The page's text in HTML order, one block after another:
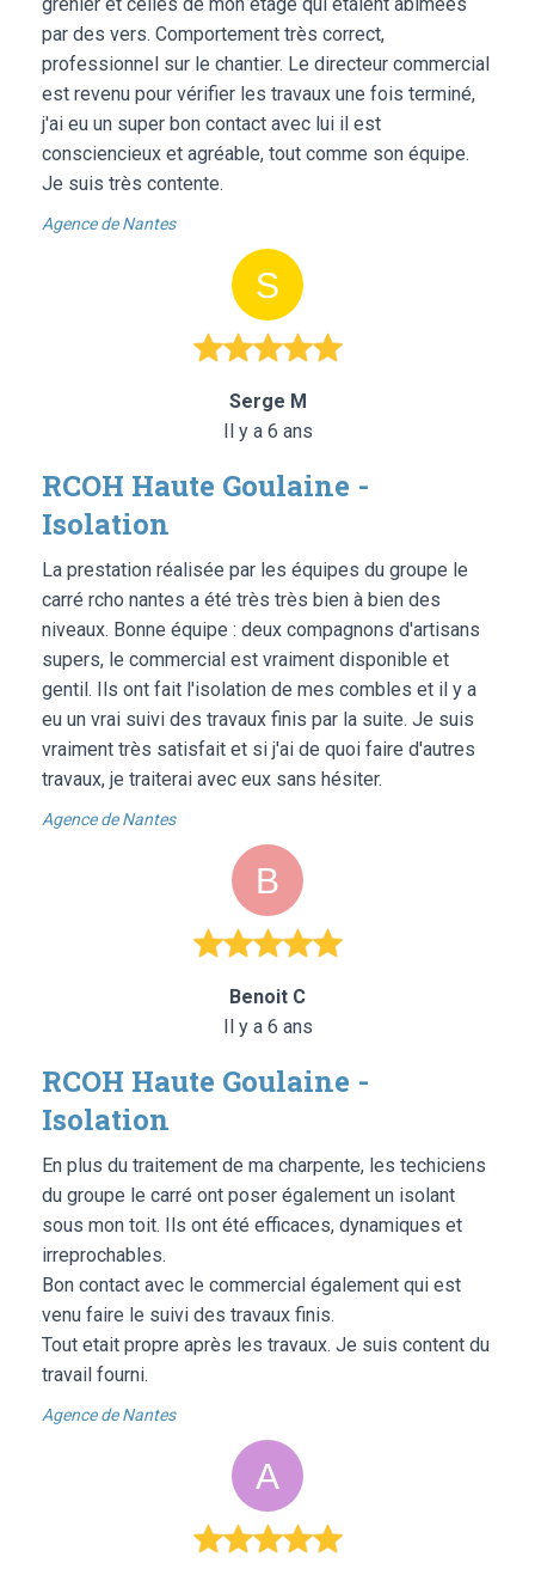
par des vers. Comportement très correct,
professionnel sur le chantier. Le directeur commercial
est revenu pour vérifier les travaux une fois terminé,
j'ai eu un super bon contact avec lui il est
consciencieux et agréable, tout comme son équipe.
Je suis très contente.
Agence de Nantes
Serge M
Il y a 6 ans
RCOH Haute Goulaine -
Isolation
La prestation réalisée par les équipes du groupe le
carré rcho nantes a été très très bien à bien des
niveaux. Bonne équipe : deux compagnons d'artisans
supers, le commercial est vraiment disponible et
gentil. Ils ont fait l'isolation de mes combles et il y a
eu un vrai suivi des travaux finis par la suite. Je suis
vraiment très satisfait et si j'ai de quoi faire d'autres
travaux, je traiterai avec eux sans hésiter.
Agence de Nantes
Benoit C
Il y a 6 ans
RCOH Haute Goulaine -
Isolation
En plus du traitement de ma charpente, les techiciens
du groupe le carré ont poser également un isolant
sous mon toit. Ils ont été efficaces, dynamiques et
irreprochables.
Bon contact avec le commercial également qui est
venu faire le suivi des travaux finis.
Tout etait propre après les travaux. Je suis content du
travail fourni.
Agence de Nantes